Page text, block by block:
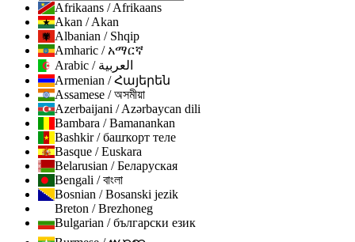
Afrikaans / Afrikaans
Akan / Akan
Albanian / Shqip
Amharic / አማርኛ
Arabic / العربية
Armenian / Հայերեն
Assamese / অসমীয়া
Azerbaijani / Azərbaycan dili
Bambara / Bamanankan
Bashkir / башҡорт теле
Basque / Euskara
Belarusian / Беларуская
Bengali / বাংলা
Bosnian / Bosanski jezik
Breton / Brezhoneg
Bulgarian / български език